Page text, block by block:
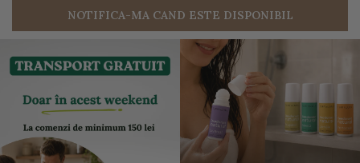
NOTIFICA-MA CAND ESTE DISPONIBIL